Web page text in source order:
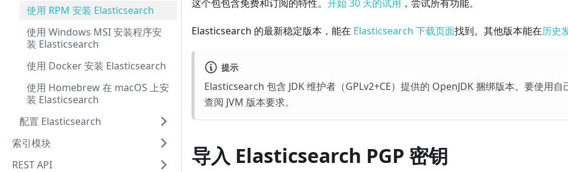
使用 RPM 安装 Elasticsearch
使用 Windows MSI 安装程序安
装 Elasticsearch
使用 Docker 安装 Elasticsearch
使用 Homebrew 在 macOS 上安
装 Elasticsearch
配置 Elasticsearch
索引模块
REST API
这个包包含免费和订阅的特性。 开始 30 天的试用 ，尝试所有功能。
Elasticsearch 的最新稳定版本，能在 Elasticsearch 下载页面找到。其他版本能在历史
提示
Elasticsearch 包含 JDK 维护者（GPLv2+CE）提供的 OpenJDK捆绑版本。要使用自
查阅 JVM 版本要求。
导入 Elasticsearch PGP 密钥